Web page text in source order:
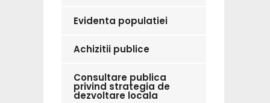
Evidenta populatiei
Achizitii publice
Consultare publica
privind strategia de
dezvoltare locala